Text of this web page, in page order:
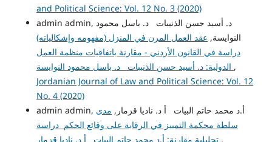
and Political Science: Vol. 12 No. 3 (2020)
admin admin, د. أسيد حسن الذنيبات د. باسل محمود
النوايسة, عقد العمل المرن في المنزل (مفهومه وإشكالياته)
دراسة في القانون الأردني - مقارنة باتفاقيات منظمة العمل
,
Jordanian Journal of Law and Political Science: Vol. 12
No. 4 (2020)
admin admin, أ.د محمد حاتم البيات أ د. ناديا قزمار, مدى
سلطة محكمة التمييز في الرقابة على وقائع الحكم دراسة
تحليلية مقارنة: أ.د محمد حاتم البيات أ د. ناديا قزمار ,